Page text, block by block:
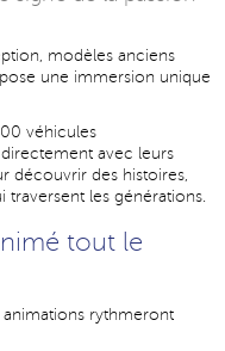
modèles anciens
une immersion unique
véhicules
avec leurs
découvrir des histoires,
traversent les générations.
tout le
animations rythmeront